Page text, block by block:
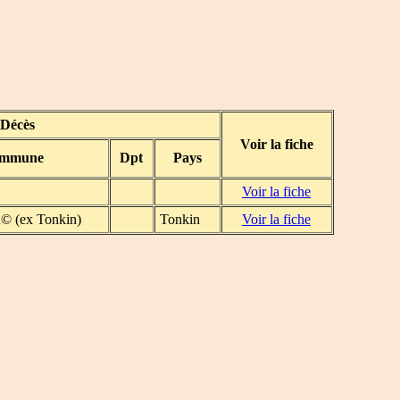
Décès
Voir la fiche
Dpt Pays
Voir la fiche
(ex Tonkin) Tonkin Voir la fiche